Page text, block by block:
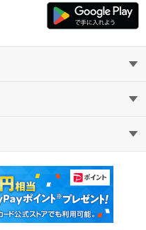
古マンション
古一戸建て
えて！住まいの先生